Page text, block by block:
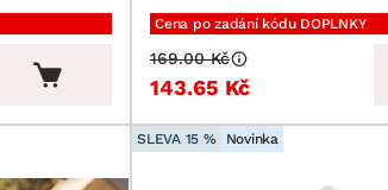
Cena po zadání kódu DOPLNKY
143.65 Kč
169.00 Kč
SLEVA 15 % Novinka